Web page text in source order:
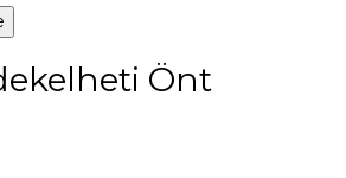
Önt